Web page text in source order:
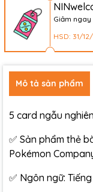
Giảm
HSD: 31/
Mô tả sản phẩm
5 card ngẫu
✅ Sản phẩm thẻ
Pokémon
✅ Ngôn ngữ: